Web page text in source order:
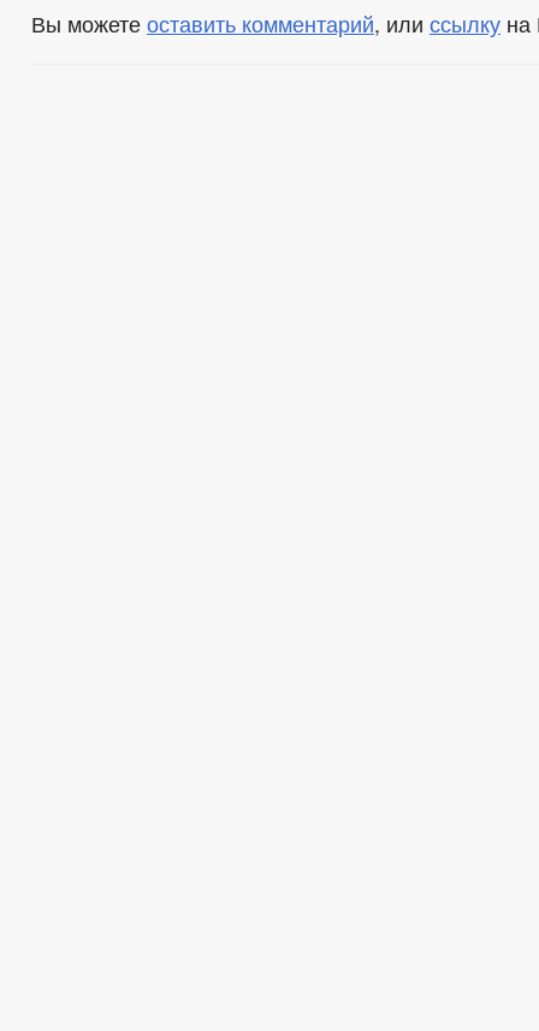
Вы можете оставить комментарий, или ссылку на